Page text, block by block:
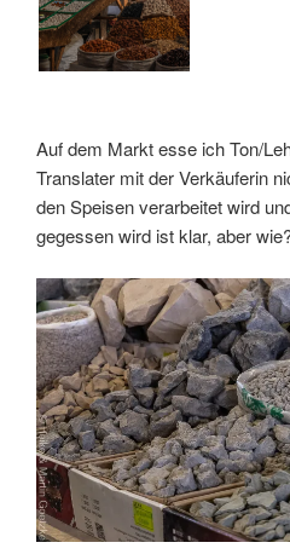
Auf dem Markt esse ich Ton/
Translater mit der Verkäuferin
den Speisen verarbeitet wird
gegessen wird ist klar, aber